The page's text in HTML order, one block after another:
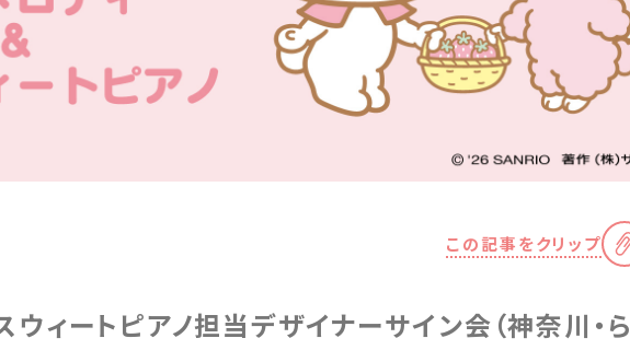
この記事をクリップ
ウィートピアノ担当デザイナーサイン会（神奈川・ら